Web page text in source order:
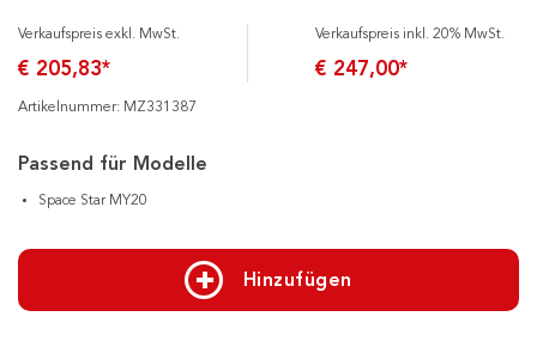
Verkaufspreis exkl. MwSt.
€ 205,83*
Verkaufspreis inkl. 20% MwSt.
€ 247,00*
Artikelnummer: MZ331387
Passend für Modelle
Space Star MY20
Hinzufügen